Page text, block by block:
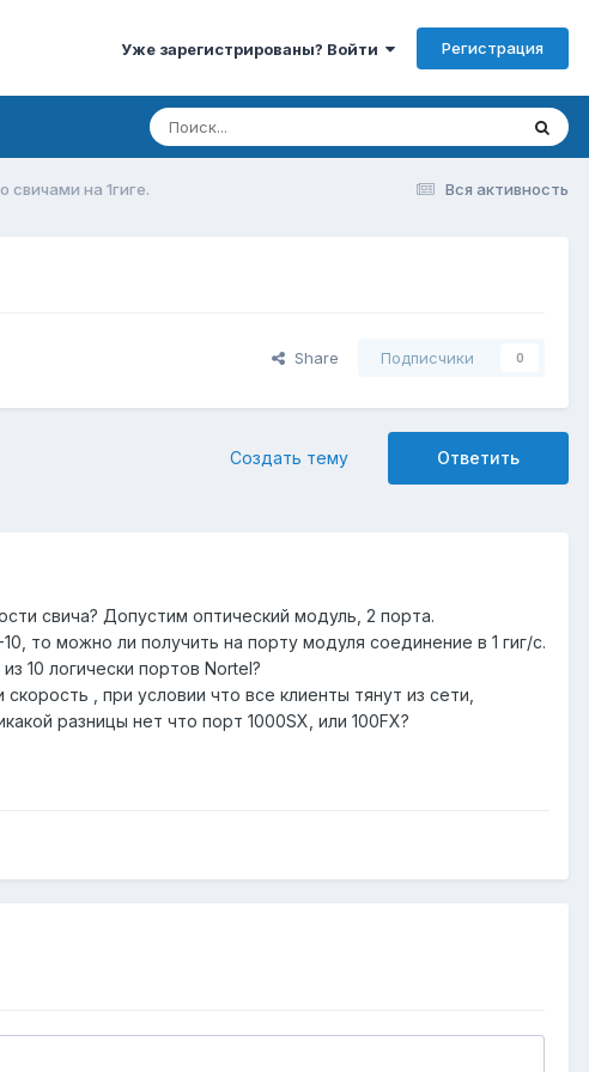
Уже зарегистрированы? Войти Регистрация
Вся активность
на 1гиге.
Share Подписчики 0
Ответить
Создать тему
свича? Допустим оптический модуль, 2 порта.
то можно ли получить на порту модуля соединение в 1 гиг/с.
10 логически портов Nortel?
, при условии что все клиенты тянут из сети,
разницы нет что порт 1000SX, или 100FX?